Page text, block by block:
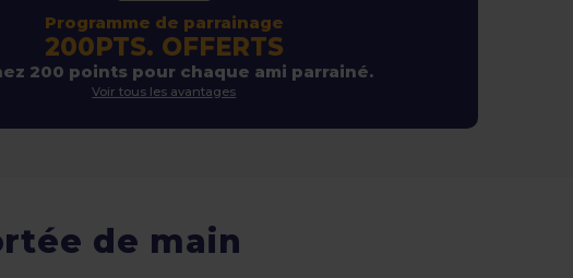
Programme de parrainage
200PTS. OFFERTS
200 points pour chaque ami parrainé.
Voir tous les avantages
de main